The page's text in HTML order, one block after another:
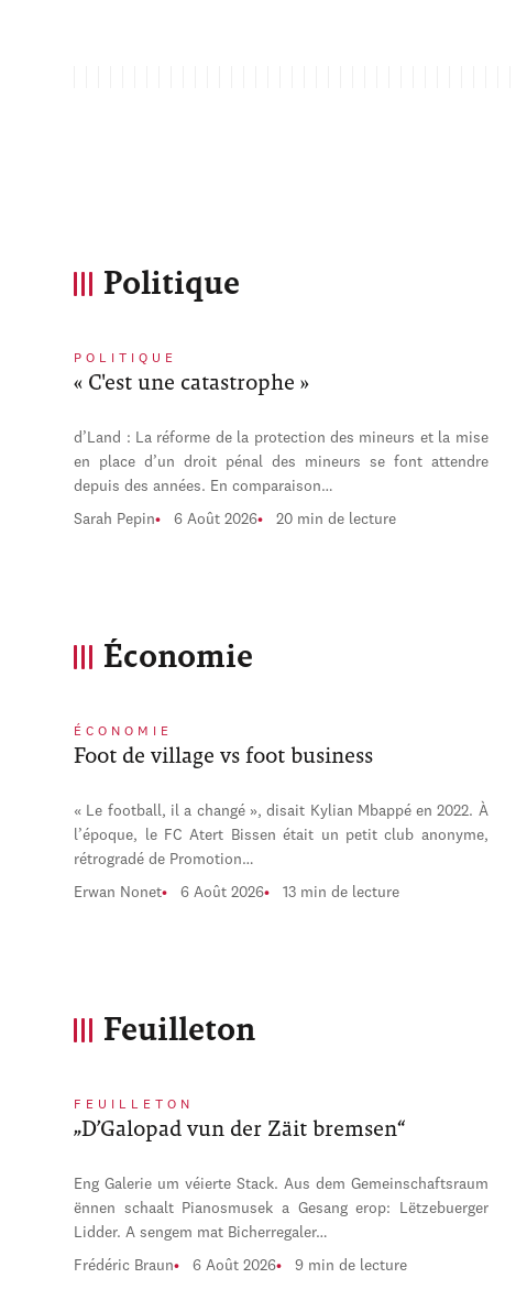
Politique
POLITIQUE
« C'est une catastrophe »
d’Land : La réforme de la protection des mineurs et la mise
en place d’un droit pénal des mineurs se font attendre
depuis des années. En comparaison…
Sarah Pepin 6 Août 2026 20 min de lecture
Économie
ÉCONOMIE
Foot de village vs foot business
« Le football, il a changé », disait Kylian Mbappé en 2022. À
l’époque, le FC Atert Bissen était un petit club anonyme,
rétrogradé de Promotion…
Erwan Nonet 6 Août 2026 13 min de lecture
Feuilleton
FEUILLETON
„D’Galopad vun der Zäit bremsen“
Eng Galerie um véierte Stack. Aus dem Gemeinschaftsraum
ënnen schaalt Pianosmusek a Gesang erop: Lëtzebuerger
Lidder. A sengem mat Bicherregaler…
Frédéric Braun 6 Août 2026 9 min de lecture